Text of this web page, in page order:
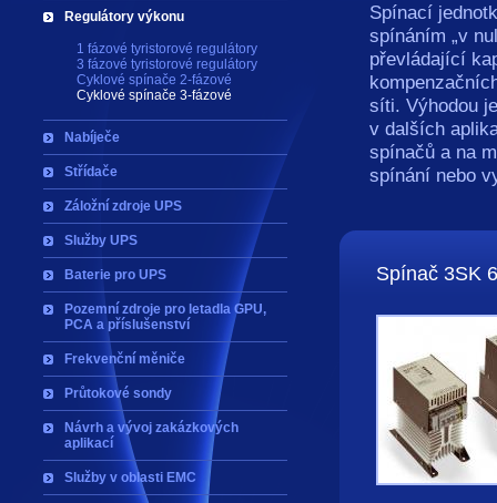
Regulátory výkonu
1 fázové tyristorové regulátory
3 fázové tyristorové regulátory
Cyklové spínače 2-fázové
Cyklové spínače 3-fázové
Nabíječe
Střídače
Záložní zdroje UPS
Služby UPS
Baterie pro UPS
Pozemní zdroje pro letadla GPU,
PCA a příslušenství
Frekvenční měniče
Průtokové sondy
Návrh a vývoj zakázkových
aplikací
Služby v oblasti EMC
Spínací
spínáním „v
převládající
síti. Výhodou
v dalších
spínačů a na
spínání nebo
Spínač 3SK